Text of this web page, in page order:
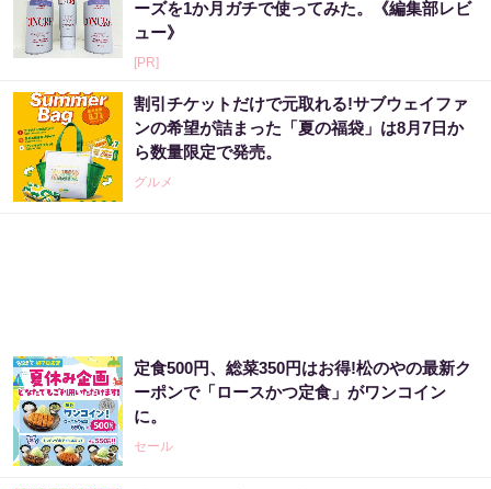
ーズを1か月ガチで使ってみた。《編集部レビ
ュー》
[PR]
割引チケットだけで元取れる!サブウェイファ
ンの希望が詰まった「夏の福袋」は8月7日か
ら数量限定で発売。
グルメ
定食500円、総菜350円はお得!松のやの最新ク
ーポンで「ロースかつ定食」がワンコイン
に。
セール